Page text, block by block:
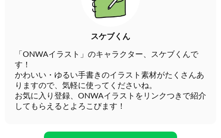
スケブくん
「ONWAイラスト」のキャラクター、スケブくんで
す！
かわいい・ゆるい手書きのイラスト素材がたくさんあ
りますので、気軽に使ってくださいね。
お気に入り登録、ONWAイラストをリンクつきで紹介
してもらえるとよろこびます！